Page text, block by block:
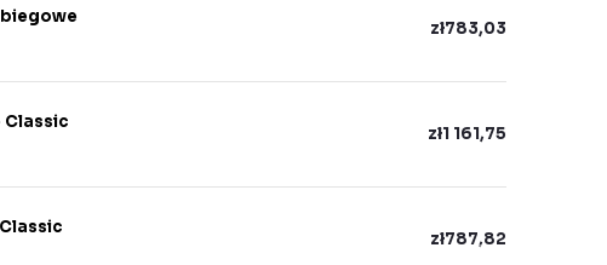
biegowe
zł783,03
Classic
zł1 161,75
zł787,82